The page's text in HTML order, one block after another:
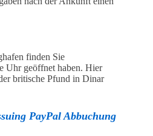
finden Sie
Uhr geöffnet haben. Hier
britische Pfund in Dinar
PayPal Abbuchung